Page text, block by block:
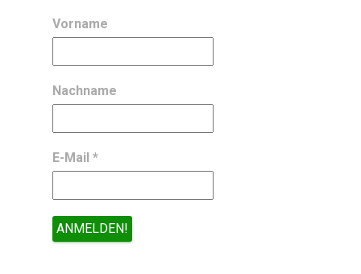
Vorname
Nachname
E-Mail *